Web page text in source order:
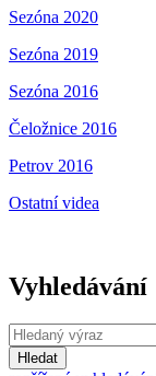
Sezóna 2020
Sezóna 2019
Sezóna 2016
Čeložnice 2016
Petrov 2016
Ostatní videa
Vyhledávání
Hledat